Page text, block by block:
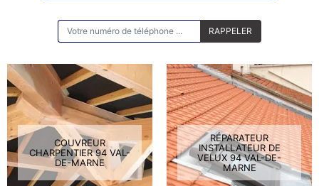
COUVREUR
CHARPENTIER 94 VAL-
DE-MARNE
RÉPARATEUR
INSTALLATEUR DE
VELUX 94 VAL-DE-
MARNE